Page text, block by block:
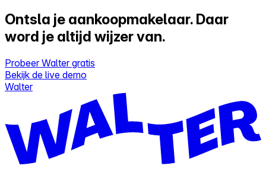
Ontsla je aankoopmakelaar. Daar
word je altijd wijzer van.
Probeer Walter gratis
Bekijk de live demo
Walter